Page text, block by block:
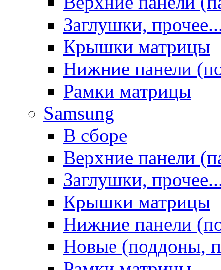
Заглушки,
Крышки матрицы
Нижние панели
Рамки матрицы
Samsung
В сборе
Верхние панели
Заглушки,
Крышки матрицы
Нижние панели
Новые (поддоны,